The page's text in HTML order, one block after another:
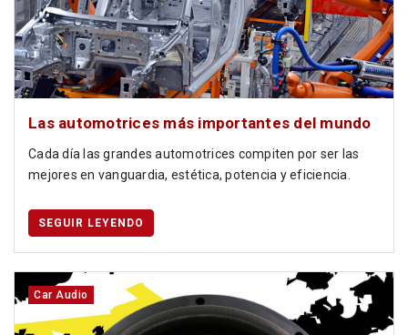
Las automotrices más importantes del mundo
Cada día las grandes automotrices compiten por ser las
mejores en vanguardia, estética, potencia y eficiencia.
SEGUIR LEYENDO
Car Audio